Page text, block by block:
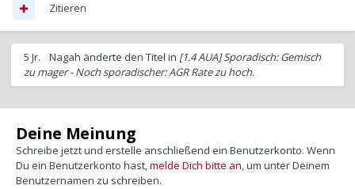
Zitieren
5 Jr. Nagah änderte den Titel in [1.4 AUA] Sporadisch: Gemisch
zu mager - Noch sporadischer: AGR Rate zu hoch.
Deine Meinung
Schreibe jetzt und erstelle anschließend ein Benutzerkonto. Wenn
Du ein Benutzerkonto hast,melde Dich bitte an, um unter Deinem
Benutzernamen zu schreiben.